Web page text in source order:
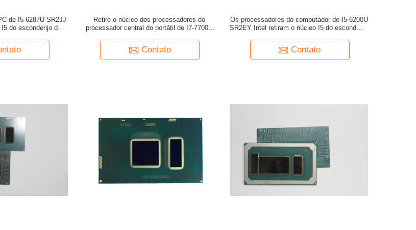
de I5-6287U SR2JJ
do esconderijo da
Retire o núcleo dos processadores do
processador central do portátil de I7-7700U
do caderno de Intel Core I7 até 3.8GHz
Contato
Os processadores do computador de I5-6200U
SR2EY Intel retiram o núcleo I5 do esconderijo
Contato